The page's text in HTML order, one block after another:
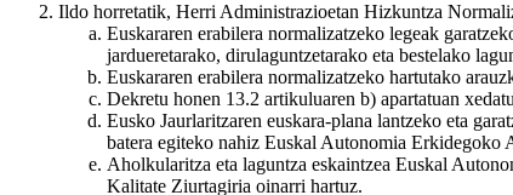
Ildo horretatik, Herri Administrazioetan Hizkuntza
Euskararen erabilera normalizatzeko legeak
jardueretarako, dirulaguntzetarako eta bestelako
Euskararen erabilera normalizatzeko hartutako
Dekretu honen 13.2 artikuluaren b) apartatuan
Eusko Jaurlaritzaren euskara-plana lantzeko eta
batera egiteko nahiz Euskal Autonomia Erkidegoko
Aholkularitza eta laguntza eskaintzea Euskal
Kalitate Ziurtagiria oinarri hartuz.